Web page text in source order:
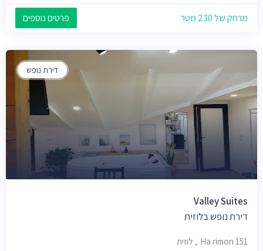
מרחק של 230 מטר פרטים נוספים
דירת נופש
Valley Suites
דירת נופש בלוזית
Ha rimon 151, לוזית